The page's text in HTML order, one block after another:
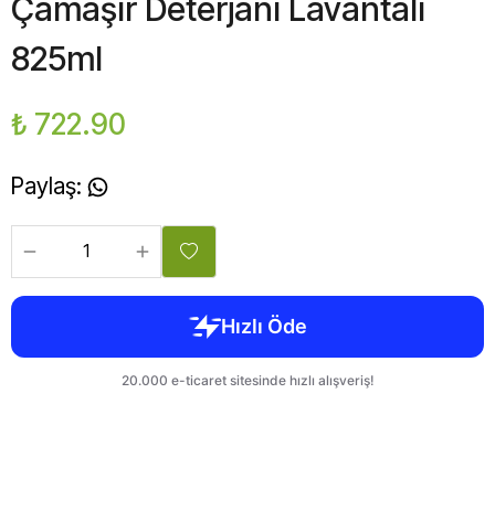
Çamaşır Deterjanı Lavantalı
825ml
₺ 722.90
Paylaş: